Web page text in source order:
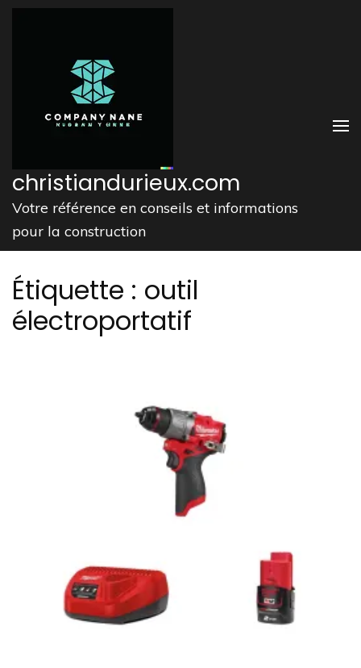
Aller
christiandurieux.com
Votre référence en conseils et informations
pour la construction
Étiquette : outil
électroportatif